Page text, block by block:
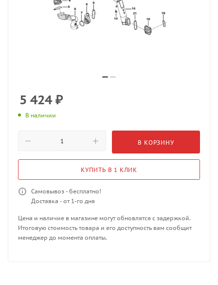
5 424₽
В наличии
В КОРЗИНУ
КУПИТЬ В 1 КЛИК
Самовывоз - бесплатно!
Доставка - от 1-го дня
Цена и наличие в магазине могут обновлятся с задержкой.
Итоговую стоимость товара и его доступность вам сообщит
менеджер до момента оплаты.